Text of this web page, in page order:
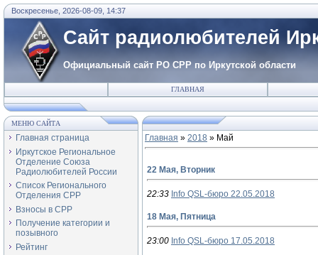
Воскресенье, 2026-08-09, 14:37
Сайт радиолюбителей
Официальный сайт РО СРР по Иркутской области
ГЛАВНАЯ
МЕНЮ САЙТА
Главная страница
Иркутское Региональное
Отделение Союза
Радиолюбителей России
Список Регионального
Отделения СРР
Взносы в СРР
Получение категории и
позывного
Рейтинг
Главная » 2018 » Май
22 Мая, Вторник
22:33 Info QSL-бюро 22.05.2018
18 Мая, Пятница
23:00 Info QSL-бюро 17.05.2018